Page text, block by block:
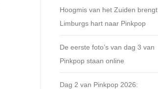
Hoogmis van het Zuiden brengt
Limburgs hart naar Pinkpop
De eerste foto’s van dag 3 van
Pinkpop staan online
Dag 2 van Pinkpop 2026: